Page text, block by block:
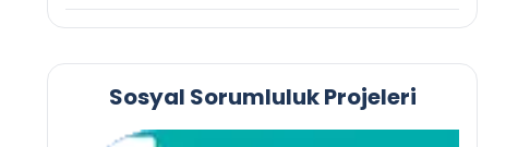
Sosyal Sorumluluk Projeleri